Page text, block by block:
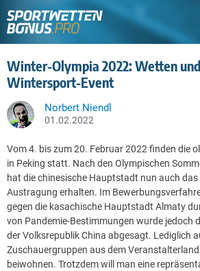
Winter-Olympia 2022: Wetten
Wintersport-Event
Norbert Niendl
01.02.2022
Vom 4. bis zum 20. Februar 2022 finden die
in Peking statt. Nach den Olympischen
hat die chinesische Hauptstadt nun auch
Austragung erhalten. Im
gegen die kasachische Hauptstadt Almaty
von Pandemie-Bestimmungen wurde jedoch
der Volksrepublik China abgesagt. Lediglich
Zuschauergruppen aus dem Veranstalterland
beiwohnen. Trotzdem will man eine